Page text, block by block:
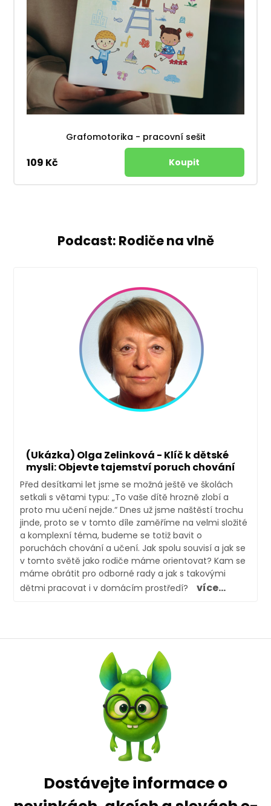
Grafomotorika - pracovní sešit
109 Kč
Podcast: Rodiče na vlně
(Ukázka) Olga Zelinková - Klíč k dětské
mysli: Objevte tajemství poruch chování
Před desítkami let jsme se možná ještě ve školách
setkali s větami typu: „To vaše dítě hrozně zlobí a
proto mu učení nejde.“ Dnes už jsme naštěstí trochu
jinde, proto se v tomto díle zaměříme na velmi složité
a komplexní téma, budeme se totiž bavit o
poruchách chování a učení. Jak spolu souvisí a jak se
v tomto světě jako rodiče máme orientovat? Kam se
máme obrátit pro odborné rady a jak s takovými
dětmi pracovat i v domácím prostředí?
více...
Dostávejte informace o